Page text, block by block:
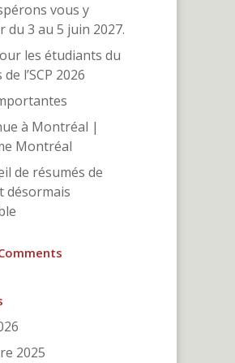
vous y
du 3 au 5 juin 2027.
les étudiants du
l’SCP 2026
à Montréal |
Montréal
de résumés de
désormais
2025